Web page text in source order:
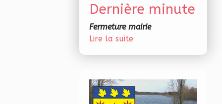
Dernière minute
Fermeture mairie
Lire la suite